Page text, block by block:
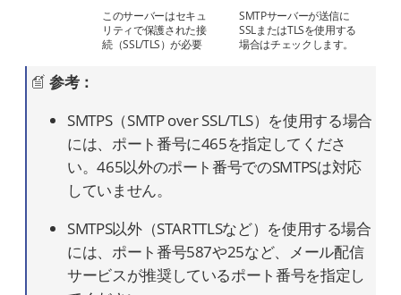
このサーバーはセキュ
リティで保護された接
続（SSL/TLS）が必要
SMTPサーバーが送信に
SSLまたはTLSを使用する
場合はチェックします。
参考：
SMTPS（SMTP over SSL/TLS）を使用する場合
には、ポート番号に465を指定してくださ
い。465以外のポート番号でのSMTPSは対応
していません。
SMTPS以外（STARTTLSなど）を使用する場合
には、ポート番号587や25など、メール配信
サービスが推奨しているポート番号を指定し